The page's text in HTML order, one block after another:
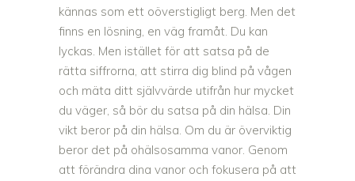
kännas som ett oöverstigligt berg. Men det
finns en lösning, en väg framåt. Du kan
lyckas. Men istället för att satsa på de
rätta siffrorna, att stirra dig blind på vågen
och mäta ditt självvärde utifrån hur mycket
du väger, så bör du satsa på din hälsa. Din
vikt beror på din hälsa. Om du är överviktig
beror det på ohälsosamma vanor. Genom
att förändra dina vanor och fokusera på att